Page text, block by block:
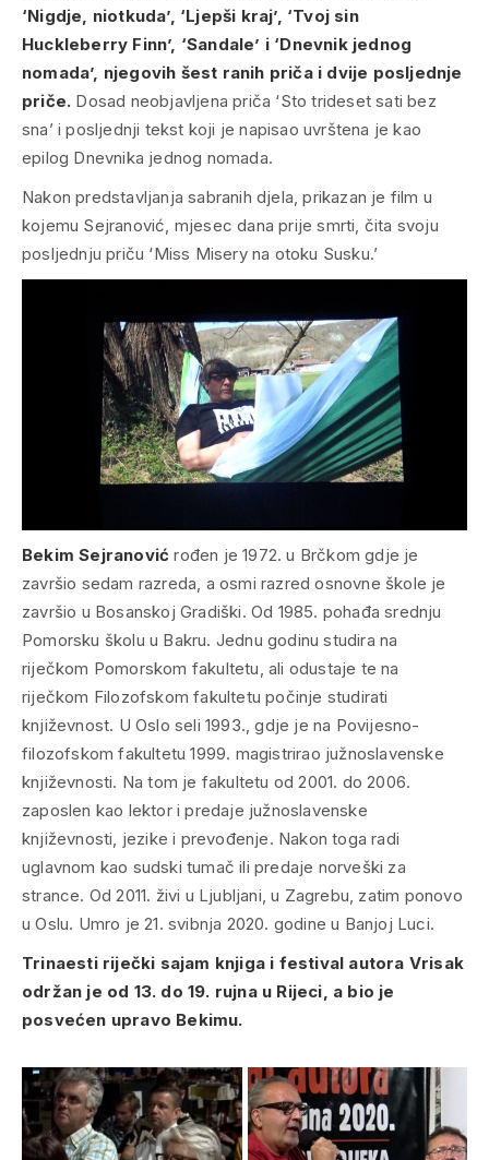
‘Nigdje, niotkuda’, ‘Ljepši kraj’, ‘Tvoj sin
Huckleberry Finn’, ‘Sandale’ i ‘Dnevnik jednog
nomada’, njegovih šest ranih priča i dvije posljednje
priče. Dosad neobjavljena priča ‘Sto trideset sati bez
sna’ i posljednji tekst koji je napisao uvrštena je kao
epilog Dnevnika jednog nomada.
Nakon predstavljanja sabranih djela, prikazan je film u
kojemu Sejranović, mjesec dana prije smrti, čita svoju
posljednju priču ‘Miss Misery na otoku Susku.’
Bekim Sejranović rođen je 1972. u Brčkom gdje je
završio sedam razreda, a osmi razred osnovne škole je
završio u Bosanskoj Gradiški. Od 1985. pohađa srednju
Pomorsku školu u Bakru. Jednu godinu studira na
riječkom Pomorskom fakultetu, ali odustaje te na
riječkom Filozofskom fakultetu počinje studirati
književnost. U Oslo seli 1993., gdje je na Povijesno-
filozofskom fakultetu 1999. magistrirao južnoslavenske
književnosti. Na tom je fakultetu od 2001. do 2006.
zaposlen kao lektor i predaje južnoslavenske
književnosti, jezike i prevođenje. Nakon toga radi
uglavnom kao sudski tumač ili predaje norveški za
strance. Od 2011. živi u Ljubljani, u Zagrebu, zatim ponovo
u Oslu. Umro je 21. svibnja 2020. godine u Banjoj Luci.
Trinaesti riječki sajam knjiga i festival autora Vrisak
održan je od 13. do 19. rujna u Rijeci, a bio je
posvećen upravo Bekimu.